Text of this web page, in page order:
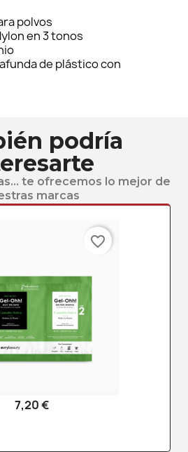
polvos
en 3 tonos
de plástico con
podría
te ofrecemos lo mejor de
marcas
7,20 €
favorite_border